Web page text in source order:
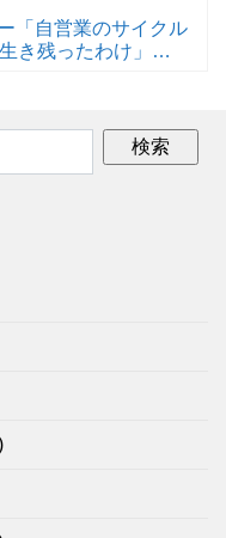
「自営業のサイクル
き残ったわけ」を